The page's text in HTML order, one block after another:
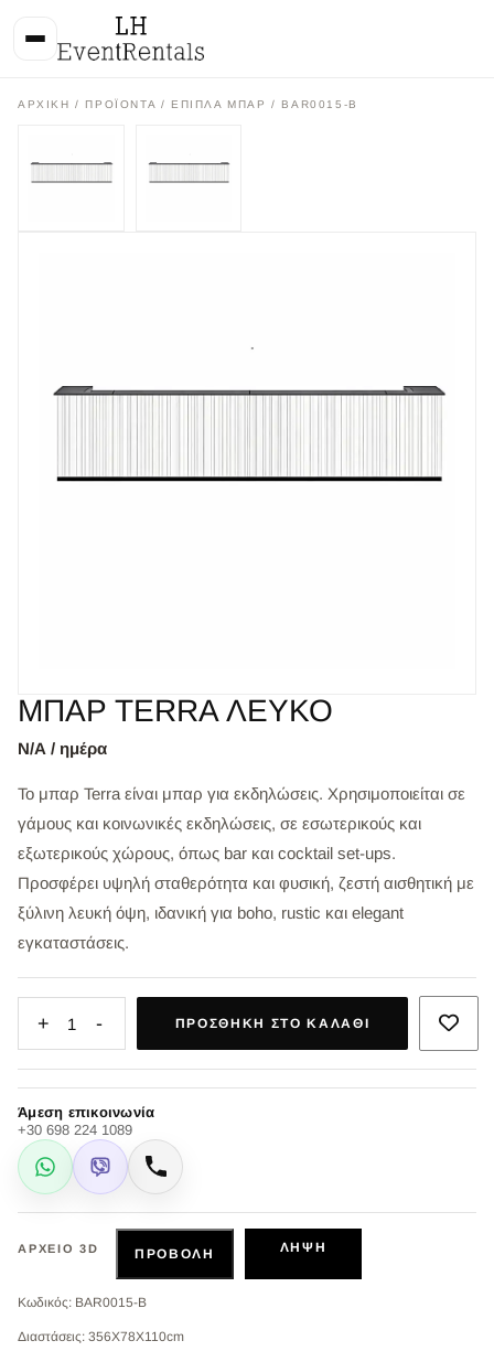
ΑΡΧΙΚΉ / ΠΡΟΪΌΝΤΑ / ΕΠΙΠΛΑ ΜΠΑΡ / BAR0015-Β
MΠΑΡ TERRA ΛΕΥΚΟ
Ν/Α / ημέρα
Το μπαρ Terra είναι μπαρ για εκδηλώσεις. Χρησιμοποιείται σε
γάμους και κοινωνικές εκδηλώσεις, σε εσωτερικούς και
εξωτερικούς χώρους, όπως bar και cocktail set-ups.
Προσφέρει υψηλή σταθερότητα και φυσική, ζεστή αισθητική με
ξύλινη λευκή όψη, ιδανική για boho, rustic και elegant
εγκαταστάσεις.
+ 1 - ΠΡΟΣΘΉΚΗ ΣΤΟ ΚΑΛΆΘΙ
Άμεση επικοινωνία
+30 698 224 1089
WhatsApp
Viber Κλήση
ΑΡΧΕΊΟ 3D ΠΡΟΒΟΛΉ ΛΉΨΗ
Κωδικός: BAR0015-Β
Διαστάσεις: 356X78X110cm